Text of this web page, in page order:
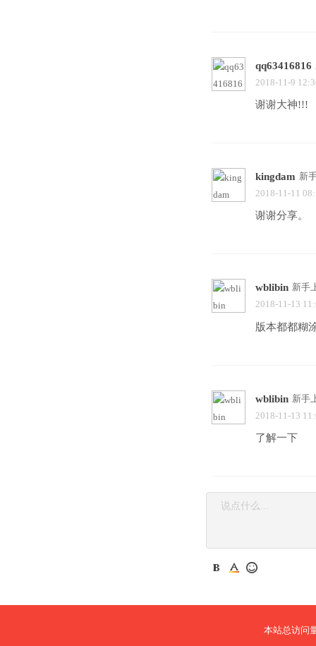
qq63416816
2018-11-9
谢谢大神!!!
kingdam 新
2018-11-11
谢谢分享。
wblibin 新手
2018-11-13
版本都都糊
wblibin 新手
2018-11-13
了解一下
本站总访问